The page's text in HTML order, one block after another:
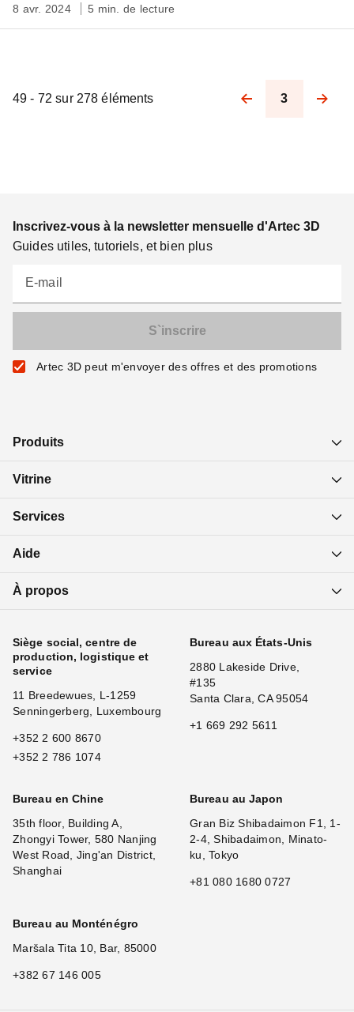
8 avr. 2024 5 min. de lecture
49 - 72 sur 278 éléments
Pagination
3
Inscrivez-vous à la newsletter mensuelle d'Artec 3D
Guides utiles, tutoriels, et bien plus
E-mail
Artec 3D peut m'envoyer des offres et des promotions
Produits
Vitrine
Services
Aide
À propos
Siège social, centre de
production, logistique et
service
11 Breedewues, L-1259
Senningerberg, Luxembourg
+352 2 600 8670
+352 2 786 1074
Bureau aux États-Unis
2880 Lakeside Drive,
#135
Santa Clara, CA 95054
+1 669 292 5611
Bureau en Chine
35th floor, Building A,
Zhongyi Tower, 580 Nanjing
West Road, Jing'an District,
Shanghai
Bureau au Japon
Gran Biz Shibadaimon F1, 1-
2-4, Shibadaimon, Minato-
ku, Tokyo
+81 080 1680 0727
Bureau au Monténégro
Maršala Tita 10, Bar, 85000
+382 67 146 005